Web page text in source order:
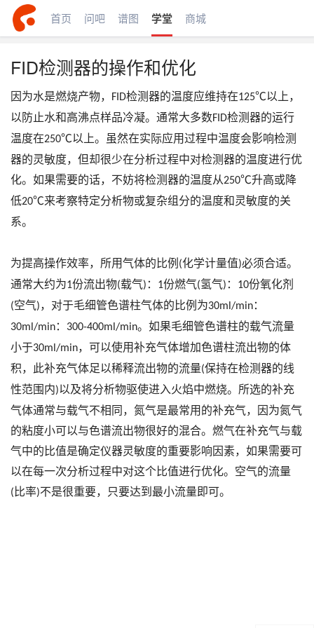
首页 问吧 谱图 学堂 商城
FID检测器的操作和优化
因为水是燃烧产物， FID检测器的温度应维持在125℃以上，
以防止水和高沸点样品冷凝。通常大多数FID检测器的运行
温度在250℃以上。虽然在实际应用过程中温度会影响检测
器的灵敏度，但却很少在分析过程中对检测器的温度进行优
化。如果需要的话，不妨将检测器的温度从250℃升高或降
低20℃来考察特定分析物或复杂组分的温度和灵敏度的关
系。
为提高操作效率，所用气体的比例 (化学计量值)必须合适。
通常大约为1份流出物(载气) ： 1份燃气(氢气) ： 10份氧化剂
(空气)，对于毛细管色谱柱气体的比例为30ml/min：
30ml/min： 300-400ml/min。如果毛细管色谱柱的载气流量
小于30ml/min，可以使用补充气体增加色谱柱流出物的体
积，此补充气体足以稀释流出物的流量(保持在检测器的线
性范围内)以及将分析物驱使进入火焰中燃烧。所选的补充
气体通常与载气不相同，氮气是最常用的补充气，因为氮气
的粘度小可以与色谱流出物很好的混合。燃气在补充气与载
气中的比值是确定仪器灵敏度的重要影响因素，如果需要可
以在每一次分析过程中对这个比值进行优化。空气的流量
( 比率)不是很重要，只要达到最小流量即可。